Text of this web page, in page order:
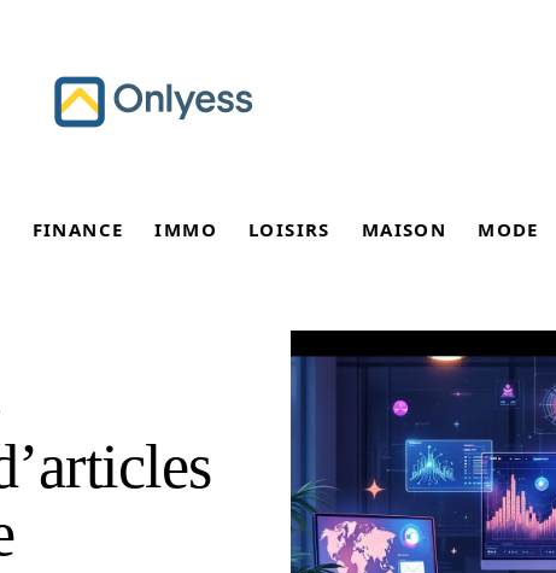
FINANCE IMMO LOISIRS MAISON MODE